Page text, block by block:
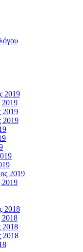
2019
2019
2019
2019
2019
2019
2018
2018
2018
2018